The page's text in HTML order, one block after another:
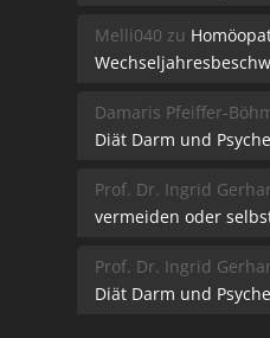
Melli040 zu
Damaris Pfeiffer-
Diät Darm und
Prof. Dr. Ingrid
vermeiden oder
Prof. Dr. Ingrid
Diät Darm und